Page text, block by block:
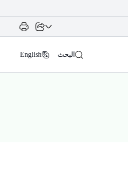
البحث English